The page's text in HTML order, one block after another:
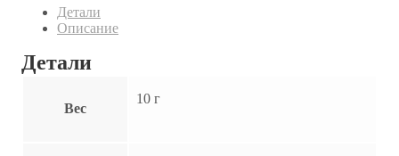
Детали
Описание
Детали
Вес
10 г